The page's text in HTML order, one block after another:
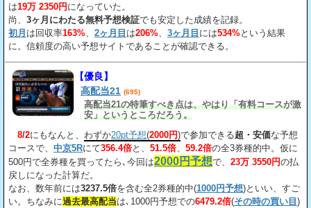
は19万 2350円になっていた。
尚、 3ヶ月にわたる無料予想検証でも安定した成績を記録。
初月 は回収率163% 2ヶ月目 は206% 3ヶ月目 には534%という結果
に。信頼度の高い予想サイトであることが確認できる。
【優良】
高配当21 (695)
高配当21の特筆すべき点は、やはり「有料コースが激
安」というところだろう。
8/2にもなんと、 わずか20pt予想(2000円)で参加できる超・安価な予想
コースで、 中京5Rにて356.4倍と、 51.5倍 59.2倍の全3券種的中。仮に
500円で全券種を買ってたら､今回は2000円予想で、 23万 3550円の払
戻しになった計算だ。
なお、数年前には3237.5倍を含む全2券種的中(1000円予想)といい、すご
い。ちなみに過去最高配当は､1000円予想での6479.2倍(その時の買い目)